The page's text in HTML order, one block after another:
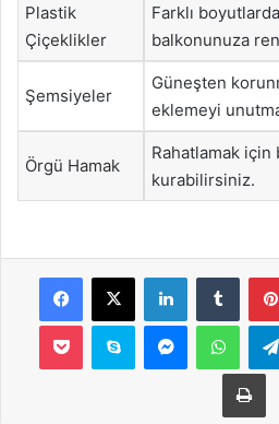
Plastik
Çiçeklikler
Farklı
balkonunuza
Şemsiyeler
Güneşten
eklemeyi
Örgü Hamak
Rahatlamak
kurabilirsiniz.
Facebook
X LinkedIn
Pocket Skype Messenger